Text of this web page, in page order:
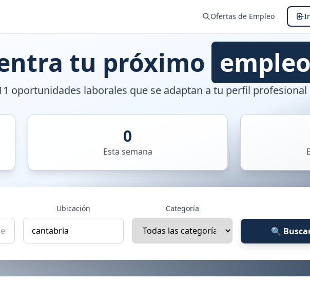
Ofertas de Empleo
tu próximo empleo
oportunidades laborales que se adaptan a tu perfil profesional
0
Esta semana
Ubicación Categoría
🔍